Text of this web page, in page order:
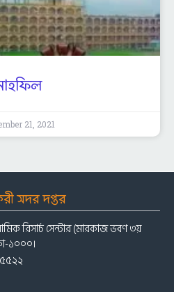
21, 2021
সদর দপ্তর
রিসার্চ সেন্টার (মারকাজ ভবণ ৩য়
১০০০।